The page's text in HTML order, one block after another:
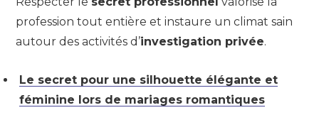
profession tout entière et instaure un climat sain
autour des activités d’investigation privée.
Le secret pour une silhouette élégante et
féminine lors de mariages romantiques